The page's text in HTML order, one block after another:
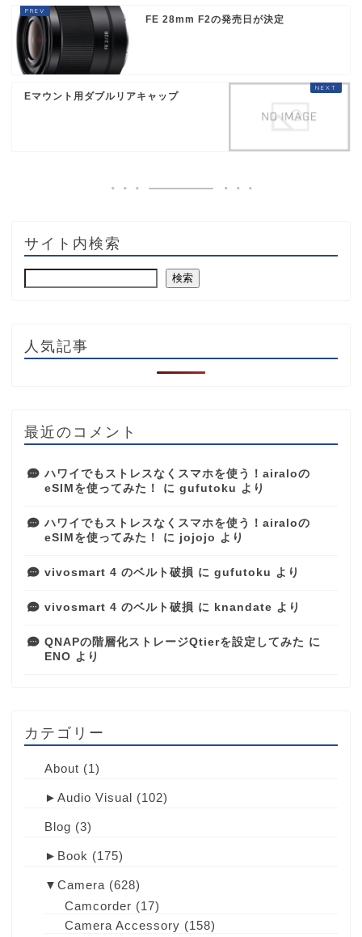
FE 28mm F2の発売日が決定
Eマウント用ダブルリアキャップ
サイト内検索
検索
人気記事
最近のコメント
ハワイでもストレスなくスマホを使う！airaloの
eSIMを使ってみた！
に gufutoku より
ハワイでもストレスなくスマホを使う！airaloの
eSIMを使ってみた！
に jojojo より
vivosmart 4 のベルト破損 に gufutoku より
vivosmart 4 のベルト破損 に knandate より
QNAPの階層化ストレージQtierを設定してみた に
ENO より
カテゴリー
About (1)
► Audio Visual (102)
Blog (3)
► Book (175)
▼ Camera (628)
Camcorder (17)
Camera Accessory (158)